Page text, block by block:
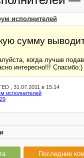
исполнителей
сумму
когда лучше
интересно!!! Спасибо:)
, 31.07.2011 в 15:14
исполнителей
29
Последние